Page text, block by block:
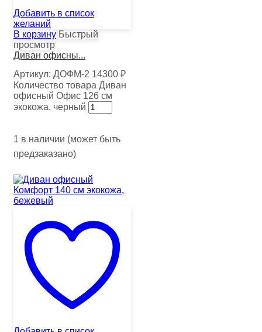
Добавить в список
желаний
В корзину Быстрый
просмотр
Диван офисны...
Артикул: ДОФМ-2 14300 ₽
Количество товара Диван
офисный Офис 126 см
экокожа, черный
1 в наличии (может быть
предзаказано)